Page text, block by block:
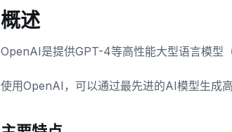
概述
OpenAI是提供GPT-4等高性能大型语言模型
使用OpenAI，可以通过最先进的AI模型生成高